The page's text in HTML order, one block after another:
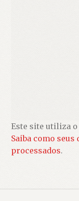
Este site utiliza
Saiba como
processados.